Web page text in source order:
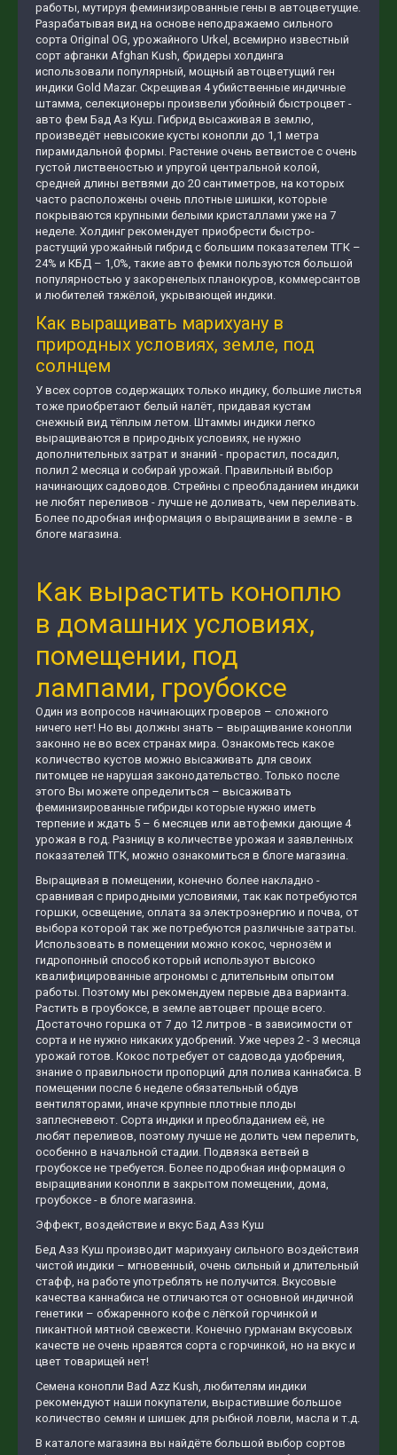
работы, мутируя феминизированные гены в автоцветущие.
Разрабатывая вид на основе неподражаемо сильного
сорта Original OG, урожайного Urkel, всемирно известный
сорт афганки Afghan Kush, бридеры холдинга
использовали популярный, мощный автоцветущий ген
индики Gold Mazar. Скрещивая 4 убийственные индичные
штамма, селекционеры произвели убойный быстроцвет -
авто фем Бад Аз Куш. Гибрид высаживая в землю,
произведёт невысокие кусты конопли до 1,1 метра
пирамидальной формы. Растение очень ветвистое с очень
густой лиственостью и упругой центральной колой,
средней длины ветвями до 20 сантиметров, на которых
часто расположены очень плотные шишки, которые
покрываются крупными белыми кристаллами уже на 7
неделе. Холдинг рекомендует приобрести быстро-
растущий урожайный гибрид с большим показателем ТГК –
24% и КБД – 1,0%, такие авто фемки пользуются большой
популярностью у закоренелых планокуров, коммерсантов
и любителей тяжёлой, укрывающей индики.
Как выращивать марихуану в
природных условиях, земле, под
солнцем
У всех сортов содержащих только индику, большие листья
тоже приобретают белый налёт, придавая кустам
снежный вид тёплым летом. Штаммы индики легко
выращиваются в природных условиях, не нужно
дополнительных затрат и знаний - прорастил, посадил,
полил 2 месяца и собирай урожай. Правильный выбор
начинающих садоводов. Стрейны с преобладанием индики
не любят переливов - лучше не доливать, чем переливать.
Более подробная информация о выращивании в земле - в
блоге магазина.
Как вырастить коноплю
в домашних условиях,
помещении, под
лампами, гроубоксе
Один из вопросов начинающих гроверов – сложного
ничего нет! Но вы должны знать – выращивание конопли
законно не во всех странах мира. Ознакомьтесь какое
количество кустов можно высаживать для своих
питомцев не нарушая законодательство. Только после
этого Вы можете определиться – высаживать
феминизированные гибриды которые нужно иметь
терпение и ждать 5 – 6 месяцев или автофемки дающие 4
урожая в год. Разницу в количестве урожая и заявленных
показателей ТГК, можно ознакомиться в блоге магазина.
Выращивая в помещении, конечно более накладно -
сравнивая с природными условиями, так как потребуются
горшки, освещение, оплата за электроэнергию и почва, от
выбора которой так же потребуются различные затраты.
Использовать в помещении можно кокос, чернозём и
гидропонный способ который используют высоко
квалифицированные агрономы с длительным опытом
работы. Поэтому мы рекомендуем первые два варианта.
Растить в гроубоксе, в земле автоцвет проще всего.
Достаточно горшка от 7 до 12 литров - в зависимости от
сорта и не нужно никаких удобрений. Уже через 2 - 3 месяца
урожай готов. Кокос потребует от садовода удобрения,
знание о правильности пропорций для полива каннабиса. В
помещении после 6 неделе обязательный обдув
вентиляторами, иначе крупные плотные плоды
заплесневеют. Сорта индики и преобладанием её, не
любят переливов, поэтому лучше не долить чем перелить,
особенно в начальной стадии. Подвязка ветвей в
гроубоксе не требуется. Более подробная информация о
выращивании конопли в закрытом помещении, дома,
гроубоксе - в блоге магазина.
Эффект, воздействие и вкус Бад Азз Куш
Бед Азз Куш производит марихуану сильного воздействия
чистой индики – мгновенный, очень сильный и длительный
стафф, на работе употреблять не получится. Вкусовые
качества каннабиса не отличаются от основной индичной
генетики – обжаренного кофе с лёгкой горчинкой и
пикантной мятной свежести. Конечно гурманам вкусовых
качеств не очень нравятся сорта с горчинкой, но на вкус и
цвет товарищей нет!
Семена конопли Bad Azz Kush, любителям индики
рекомендуют наши покупатели, вырастившие большое
количество семян и шишек для рыбной ловли, масла и т.д.
В каталоге магазина вы найдёте большой выбор сортов